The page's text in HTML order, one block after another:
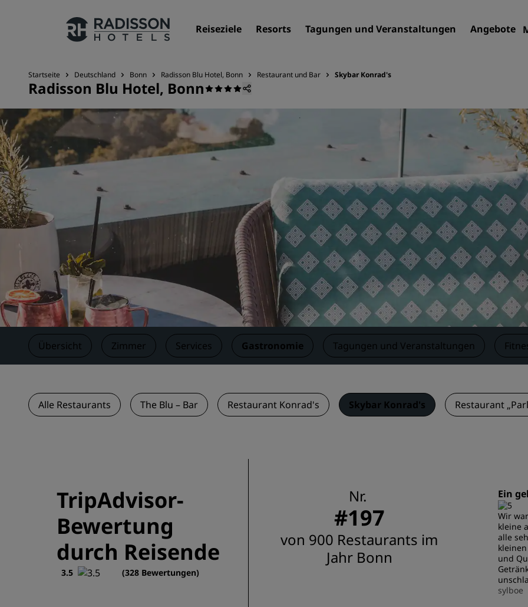
Reiseziele Resorts Tagungen und Veranstaltungen Angebote
Unsere Marken
Marken von Radisson Hotels
Verbundene Marken in China
Resorts
Serviced Apartments
Flughafenhotels
Neue und geplante Hotels
Tagungen und
Veranstaltungen
Entdecken Sie Radisson
Einen Meetingraum
Fordern Sie ein Angebot an
Veranstaltungsorte
Branchenlösungen
Flüge suchen
Restaurants
Radisson Hotels App
Startseite Deutschland Bonn Radisson Blu Hotel, Bonn Restaurant und Bar Skybar Konrad's
Radisson Blu Hotel, Bonn
Übersicht Zimmer Services Gastronomie Tagungen und Veranstaltungen
Alle Restaurants The Blu – Bar Restaurant Konrad's Skybar Konrad's Restaurant
TripAdvisor-
Bewertung
durch Reisende
3.5 (328 Bewertungen)
Nr.
#197
von 900 Restaurants im
Jahr Bonn
Ein
Wir
kleine
alle
und
sylboe